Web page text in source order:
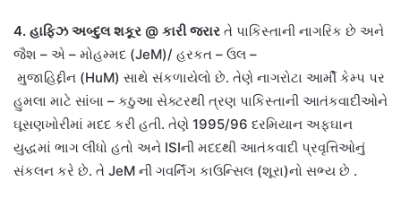
4. હાફિઝ અબ્દુલ શકૂર @ કારી જરાર તે પાકિસ્તાની નાગરિક છે અને
જૈશ – એ – મોહમ્મદ (JeM)/ હરકત – ઉલ –
મુજાહિદ્દીન (HuM) સાથે સંકળાયેલો છે. તેણે નાગરોટા આર્મી કેમ્પ પર
હુમલા માટે સાંબા – કઠુઆ સેક્ટરથી ત્રણ પાકિસ્તાની આતંકવાદીઓને
ઘૂસણખોરીમાં મદદ કરી હતી. તેણે 1995/96 દરમિયાન અફઘાન
યુદ્ધમાં ભાગ લીધો હતો અને ISIની મદદથી આતંકવાદી પ્રવૃત્તિઓનું
સંકલન કરે છે. તે JeM ની ગવર્નિંગ કાઉન્સિલ (શૂરા)નો સભ્ય છે .